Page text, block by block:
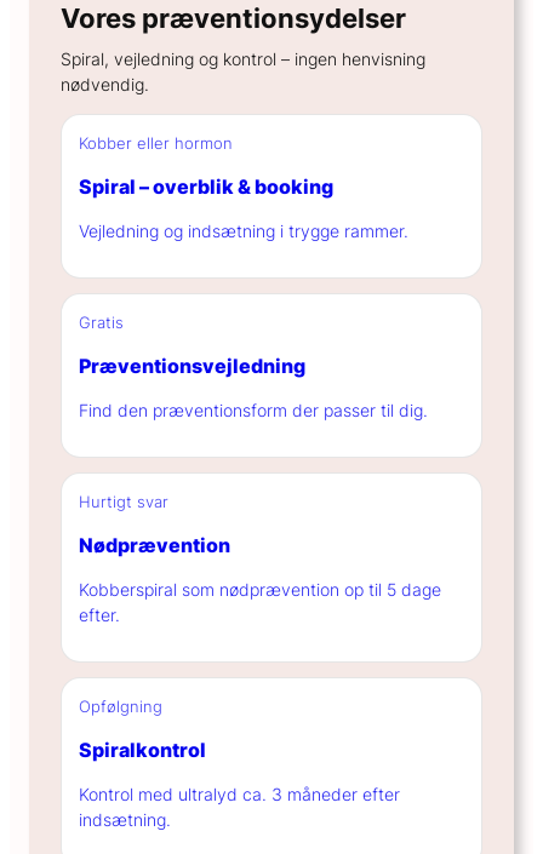
Vores præventionsydelser
Spiral, vejledning og kontrol – ingen henvisning
nødvendig.
Kobber eller hormon
Spiral – overblik & booking
Vejledning og indsætning i trygge rammer.
Gratis
Præventionsvejledning
Find den præventionsform der passer til dig.
Hurtigt svar
Nødprævention
Kobberspiral som nødprævention op til 5 dage
efter.
Opfølgning
Spiralkontrol
Kontrol med ultralyd ca. 3 måneder efter
indsætning.